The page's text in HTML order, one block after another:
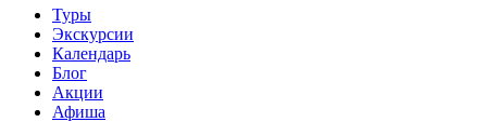
Туры
Экскурсии
Календарь
Блог
Акции
Афиша